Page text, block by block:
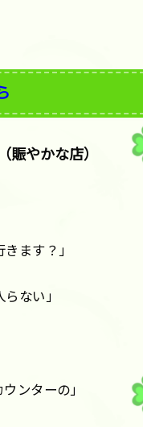
賑やかな店）
ます？」
ない」
ンターの」